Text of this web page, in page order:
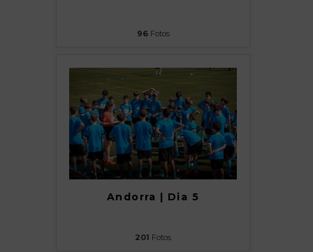
96Fotos
Andorra | Dia 5
201 Fotos